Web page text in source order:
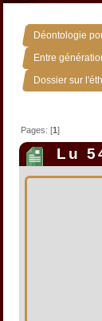
Déontologie
Entre
Dossier sur
Pages: [1]
Lu